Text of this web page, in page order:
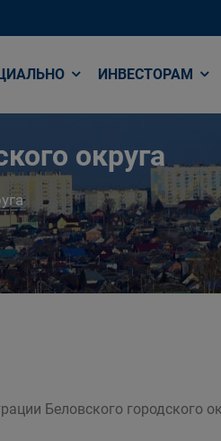
ИНВЕСТОРАМ
округа
Беловского городского